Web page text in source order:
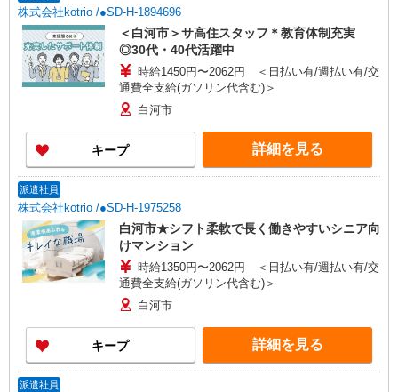
株式会社kotrio /●SD-H-1894696
＜白河市＞サ高住スタッフ＊教育体制充実
◎30代・40代活躍中
時給1450円〜2062円 ＜日払い有/週払い有/交
通費全支給(ガソリン代含む)＞
白河市
キープ 詳細を見る
派遣社員
株式会社kotrio /●SD-H-1975258
白河市★シフト柔軟で長く働きやすいシニア向
けマンション
時給1350円〜2062円 ＜日払い有/週払い有/交
通費全支給(ガソリン代含む)＞
白河市
キープ 詳細を見る
派遣社員